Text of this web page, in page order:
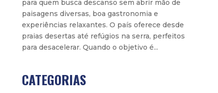
para quem busca descanso sem abrir mão de
paisagens diversas, boa gastronomia e
experiências relaxantes. O país oferece desde
praias desertas até refúgios na serra, perfeitos
para desacelerar. Quando o objetivo é...
CATEGORIAS